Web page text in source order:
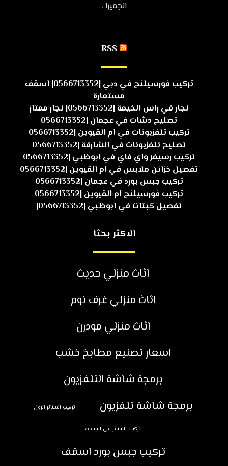
الجميرا .
RSS
تركيب فورسيلنج في دبي |0566713352| اسقف
مستعارة
نجار في راس الخيمة |0566713352| نجار ممتاز
تصليح دشات في عجمان |0566713352
تركيب تلفزيونات في ام القيوين |0566713352
تصليح تلفزيونات في الشارقة |0566713352
تركيب رسيفر واي فاي في ابوظبي |0566713352
تفصيل خزائن ملابس في ام القيوين |0566713352
تركيب جبس بورد في عجمان |0566713352
تركيب فورسيلنج ام القيوين |0566713352
تفصيل كبتات في ابوظبي |0566713352|
الاكثر بحثا
اثاث منزلي حديث
اثاث منزلي غرف نوم
اثاث منزلي مودرن
اسعار تصنيع مطابخ خشب
برمجة شاشة التلفزيون
برمجة شاشة تلفزيون
تركيب الستائر الرول
تركيب الستائر في السقف
تركيب جبس بورد اسقف